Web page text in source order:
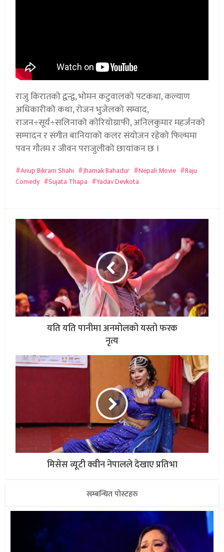
राजु किरातको द्वन्द्व, भोमन कटुवालको पटकथा, कल्याण
अधिकारीको कथा, रोजन भुजेलको सम्वाद,
राजन÷सूर्य÷सलिनाको कोरियोग्राफी, अनिलकुमार महर्जनको
सम्पादन र संगीत बानियाको कलर संयोजन रहेको फिल्ममा
पवन गौतम र जीवन पराजुलीको छायांकन छ ।
Anup Bikram Shahi Jhamak Bahadur Nepali Movie
Raju
Comedy
Sujata Thapa Yadav Devkota
यति यति पानीमा अनमोलको यस्तो फरक
नृत्य
मिसेस व्यूटी क्वीन नेपालले देखाए प्रतिभा
सम्बन्धित पोस्टहरु